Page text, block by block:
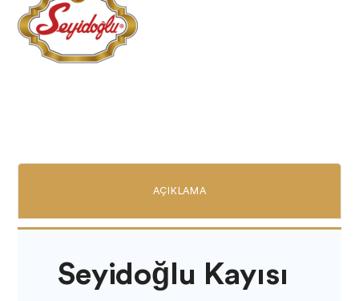
AÇIKLAMA
Seyidoğlu Kayısı